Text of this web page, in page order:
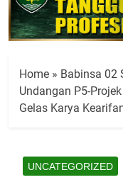
Home » Babinsa 02
Undangan P5-
Gelas Karya
UNCATEGORIZED